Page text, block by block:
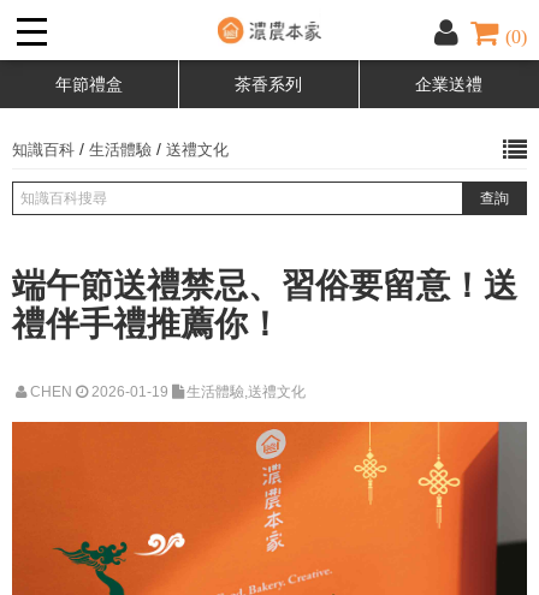
(0)
年節禮盒 茶香系列 企業送禮
知識百科 / 生活體驗 / 送禮文化
端午節送禮禁忌、習俗要留意！送
禮伴手禮推薦你！
CHEN 2026-01-19 生活體驗,送禮文化